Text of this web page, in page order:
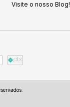
Visite o nosso Blog!